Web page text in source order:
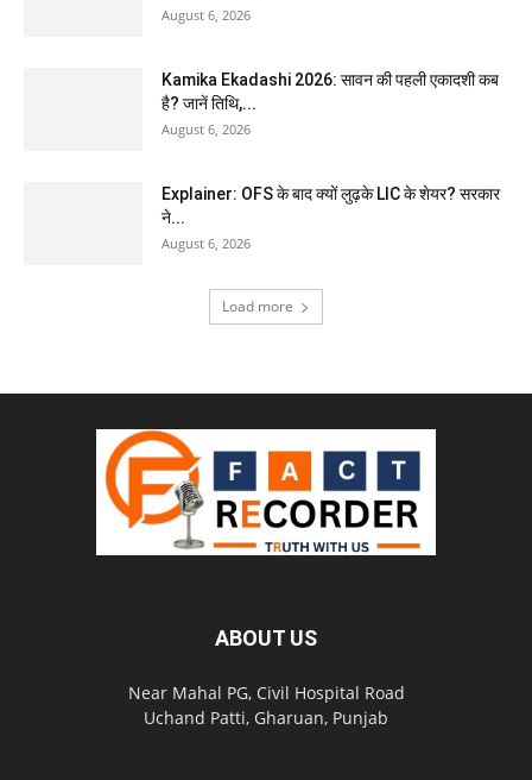
August 6, 2026
Kamika Ekadashi 2026: सावन की पहली एकादशी कब
है? जानें तिथि,...
August 6, 2026
Explainer: OFS के बाद क्यों लुढ़के LIC के शेयर? सरकार
ने...
August 6, 2026
Load more
ABOUT US
Near Mahal PG, Civil Hospital Road
Uchand Patti, Gharuan, Punjab